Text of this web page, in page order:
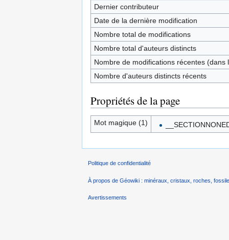
Dernier contributeur
Date de la dernière modification
Nombre total de modifications
Nombre total d'auteurs distincts
Nombre de modifications récentes (dans
Nombre d'auteurs distincts récents
Propriétés de la page
Mot magique (1)
Politique de confidentialité
À propos de Géowiki : minéraux, cristaux, roches,
Avertissements